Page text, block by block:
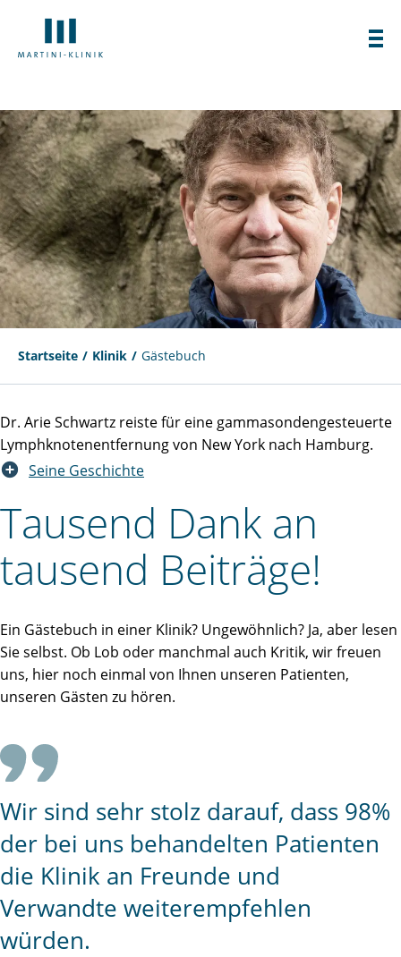
Startseite Klinik Gästebuch
Dr. Arie Schwartz reiste für eine gammasondengesteuerte
Lymphknotenentfernung von New York nach Hamburg.
Seine Geschichte
Tausend Dank an
tausend Beiträge!
Ein Gästebuch in einer Klinik? Ungewöhnlich? Ja, aber lesen
Sie selbst. Ob Lob oder manchmal auch Kritik, wir freuen
uns, hier noch einmal von Ihnen unseren Patienten,
unseren Gästen zu hören.
Wir sind sehr stolz darauf, dass 98%
der bei uns behandelten Patienten
die Klinik an Freunde und
Verwandte weiterempfehlen
würden.